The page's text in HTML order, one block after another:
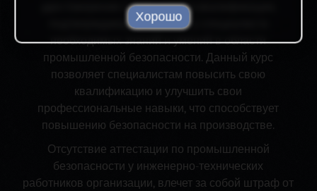
Хорошо
удостоверение о повышении квалификации,
подтверждающее наличие у специалиста
необходимых знаний и умений в области
промышленной безопасности. Данный курс
позволяет специалистам повысить свою
квалификацию и улучшить свои
профессиональные навыки, что способствует
повышению безопасности на производстве.
Отсутствие аттестации по промышленной
безопасности у инженерно-технических
работников организации, влечет за собой штраф от